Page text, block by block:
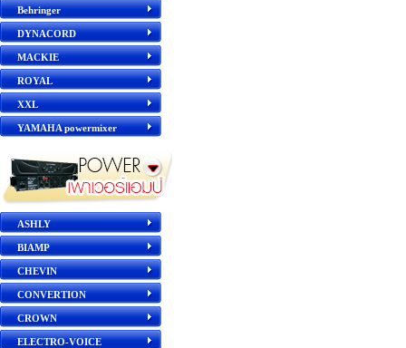
Behringer
DYNACORD
MACKIE
ROYAL
XXL
YAMAHA powermixer
ASHLY
BIAMP
CHEVIN
CONVERTION
CROWN
ELECTRO-VOICE